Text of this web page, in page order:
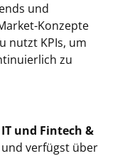
und
Konzepte
nutzt KPIs, um
zu
und Fintech &
verfügst über